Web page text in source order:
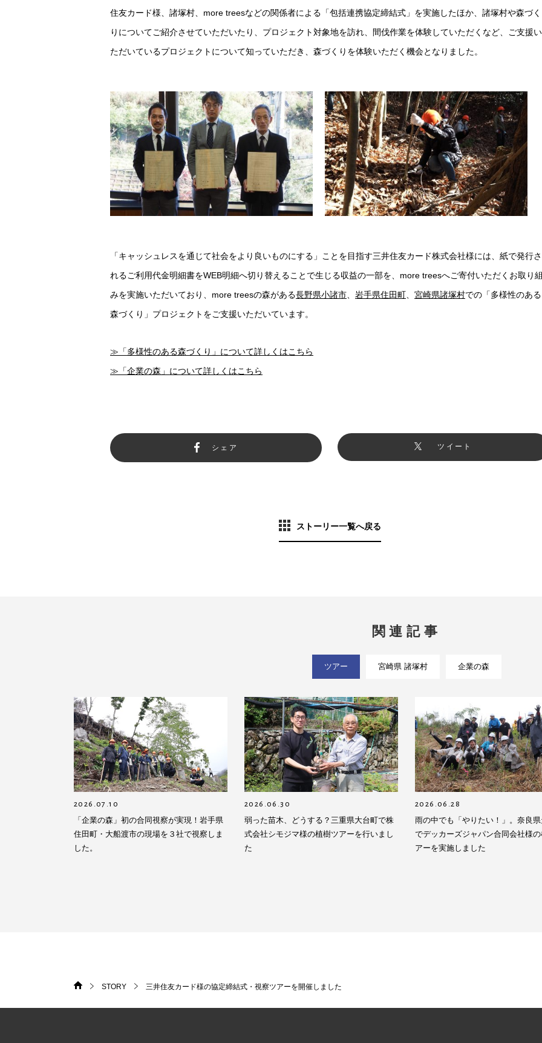
住友カード様、諸塚村、more treesなどの関係者による「包括連携協定締結式」を実施したほか、諸塚村や森づく
りについてご紹介させていただいたり、プロジェクト対象地を訪れ、間伐作業を体験していただくなど、ご支援い
ただいているプロジェクトについて知っていただき、森づくりを体験いただく機会となりました。
「キャッシュレスを通じて社会をより良いものにする」ことを目指す三井住友カード株式会社様には、紙で発行さ
れるご利用代金明細書をWEB明細へ切り替えることで生じる収益の一部を、more treesへご寄付いただくお取り
みを実施いただいており、more treesの森がある長野県小諸市 岩手県住田町 宮崎県諸塚村での「多様性のある
森づくり」プロジェクトをご支援いただいています。
≫「多様性のある森づくり」について詳しくはこちら
≫「企業の森」について詳しくはこちら
シェア ツイート
ストーリー一覧へ戻る
関連記事
ツアー 宮崎県 諸塚村 企業の森
2026.07.10
「企業の森」初の合同視察が実現！岩手県
住田町・大船渡市の現場を３社で視察しま
した。
2026.06.30
弱った苗木、どうする？三重県大台町で株
式会社シモジマ様の植樹ツアーを行いまし
た
2026.06.28
雨の中でも「やりたい！」。奈良
でデッカーズジャパン合同会社様
アーを実施しました
STORY
三井住友カード様の協定締結式・視察ツアーを開催しました